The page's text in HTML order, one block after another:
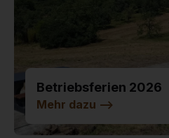
Betriebsferien 2026
Mehr dazu -->